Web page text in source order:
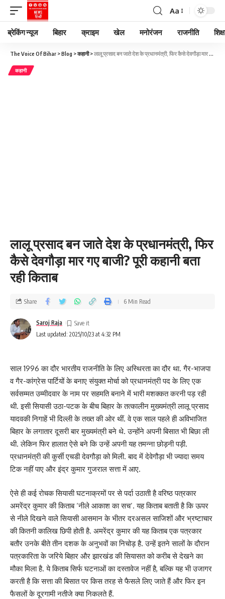
Aa
ब्रेकिंग न्यूज बिहार क्राइम खेल मनोरंजन राजनीति
The Voice Of Bihar >Blog >कहानी>लालू प्रसाद बन जाते देश के प्रधानमंत्री, फिर कैसे देवगौड़ा मार गए बाजी? पूरी कहानी बता रही किताब
कहानी
लालू प्रसाद बन जाते देश के प्रधानमंत्री, फिर
कैसे देवगौड़ा मार गए बाजी? पूरी कहानी बता
रही किताब
Last updated: 2025/10/23 at 4:32 PM
Saroj Raja
Share 6 Min Read
साल 1996 का दौर भारतीय राजनीति के लिए अस्थिरता का दौर था. गैर-भाजपा
व गैर-कांग्रेस पार्टियों के बनाए संयुक्त मोर्चा को प्रधानमंत्री पद के लिए एक
सर्वसम्मत उम्मीदवार के नाम पर सहमति बनाने में भारी मशक्कत करनी पड़ रही
थी. इसी सियासी उठा-पटक के बीच बिहार के तत्कालीन मुख्यमंत्री लालू प्रसाद
यादवकी निगाहें भी दिल्ली के तख्त की ओर थीं. वे एक साल पहले ही अविभाजित
बिहार के लगातार दूसरी बार मुख्यमंत्री बने थे. उन्होंने अपनी बिसात भी बिछा ली
थी. लेकिन फिर हालात ऐसे बने कि उन्हें अपनी यह तमन्ना छोड़नी पड़ी.
प्रधानमंत्री की कुर्सी एचडी देवगौड़ा को मिली. बाद में देवेगौड़ा भी ज्यादा समय
टिक नहीं पाए और इंद्र कुमार गुजराल सत्ता में आए.
ऐसे ही कई रोचक सियासी घटनाक्रमों पर से पर्दा उठाती है वरिष्ठ पत्रकार
अमरेंद्र कुमार की किताब ‘नीले आकाश का सच’. यह किताब बताती है कि ऊपर
से नीले दिखने वाले सियासी आसमान के भीतर दरअसल साजिशों और भ्रष्टाचार
की कितनी कालिख छिपी होती है. अमरेंद्र कुमार की यह किताब एक पत्रकार
बतौर उनके बीते तीन दशक के अनुभवों का निचोड़ है. उन्हें इतने सालों के दौरान
पत्रकारिता के जरिये बिहार और झारखंड की सियासत को करीब से देखने का
मौका मिला है. ये किताब सिर्फ घटनाओं का दस्तावेज नहीं है, बल्कि यह भी उजागर
करती है कि सत्ता की बिसात पर किस तरह से फैसले लिए जाते हैं और फिर इन
फैसलों के दूरगामी नतीजे क्या निकलते हैं.